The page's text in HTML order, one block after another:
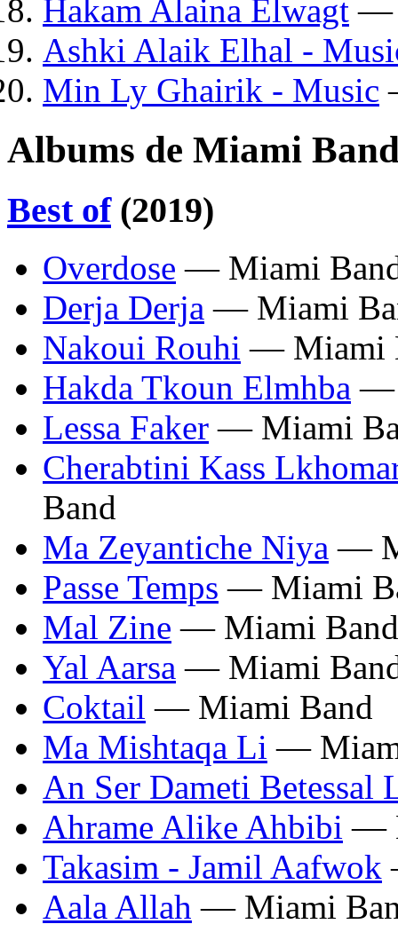
Hakam Alaina Elwagt —
Ashki Alaik Elhal -
Min Ly Ghairik - Music
Albums de Miami
Best of(2019)
Overdose — Miami
Derja Derja — Miami
Nakoui Rouhi — Miami
Hakda Tkoun Elmhba —
Lessa Faker — Miami
Cherabtini Kass
Band
Ma Zeyantiche Niya —
Passe Temps — Miami
Mal Zine — Miami Band
Yal Aarsa — Miami
Coktail — Miami Band
Ma Mishtaqa Li —
An Ser Dameti Betessal
Ahrame Alike Ahbibi —
Takasim - Jamil Aafwok
Aala Allah — Miami